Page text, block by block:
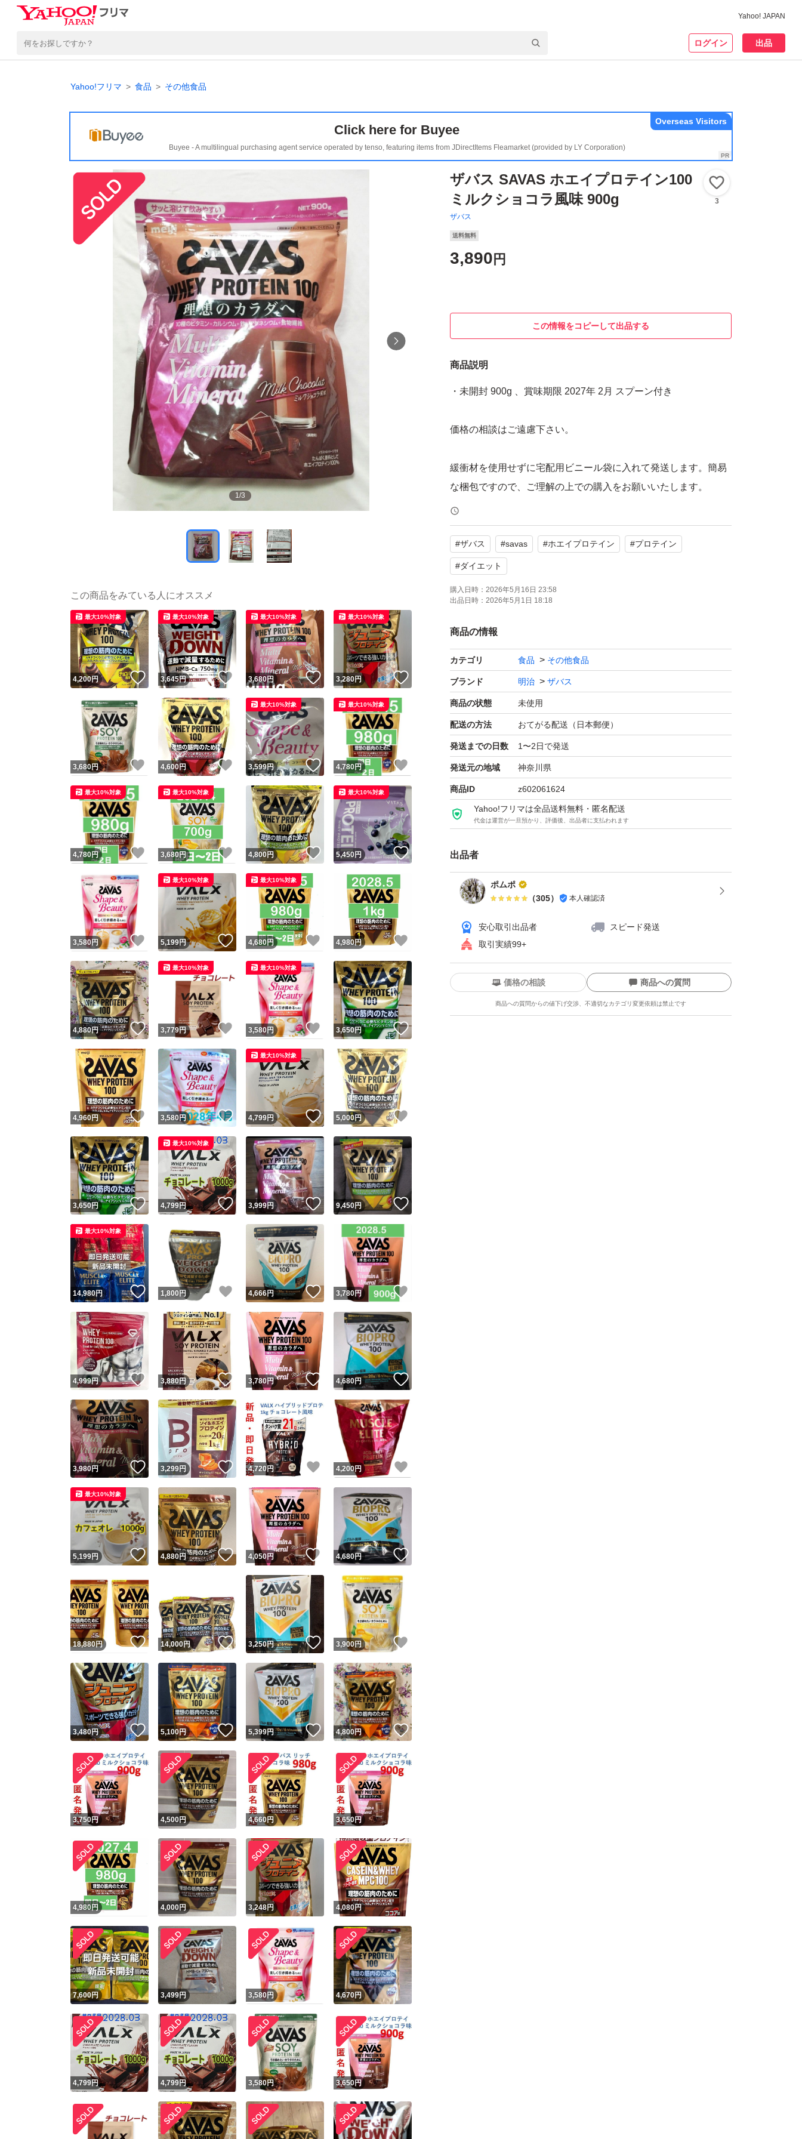
Yahoo! JAPAN
ログイン 出品
Yahoo!フリマ 食品 その他食品
Click here for Buyee
Buyee - A multilingual purchasing agent service operated by tenso, featuring items from JDirectItems Fleamarket (provided by LY Corporation)
Overseas Visitors
1/3
ザバス SAVAS ホエイプロテイン100
ミルクショコラ風味 900g
ザバス
3
送料無料
3,890 円
この情報をコピーして出品する
商品説明
・未開封 900g 、賞味期限 2027年 2月 スプーン付き
価格の相談はご遠慮下さい。
緩衝材を使用せずに宅配用ビニール袋に入れて発送します。簡易
な梱包ですので、ご理解の上での購入をお願いいたします。
#ザバス #savas #ホエイプロテイン #プロテイン
#ダイエット
購入日時： 2026年5月16日 23:58
出品日時： 2026年5月1日 18:18
商品の情報
カテゴリ 食品 その他食品
ブランド 明治 ザバス
商品の状態 未使用
配送の方法 おてがる配送（日本郵便）
発送までの日数 1〜2日で発送
発送元の地域 神奈川県
商品ID z602061624
Yahoo!フリマは全品送料無料・匿名配送
代金は運営が一旦預かり、評価後、出品者に支払われます
出品者
ポムポ
（305） 本人確認済
安心取引出品者
スピード発送
取引実績99+
ユーザーの実績について
Yahoo!フリマが定めた一定の基準を満たしたユーザーにバッジを付与しています
安心取引出品者
安心取引出品者 Yahoo!フリマの基準をクリアした安心・安全なユーザーです
取引実績
取引実績◯+ このユーザーはYahoo!フリマの取引を完了させた実績があります
他フリマ実績◯+ このユーザーは他フリマサービスでの取引実績があります
スピード&安心発送
※このバッジは実績に基づく表示であり、発送を保証しているものではありません
スピード＆安心発送
このユーザーは高頻度で24時間以内＆設定した発送日数内に発送してい
ます
スピード発送 このユーザーは高頻度で24時間以内に発送しています
安心発送 このユーザーは設定した発送日数内に発送しています
価格の相談 商品への質問
商品への質問からの値下げ交渉、不適切なカテゴリ変更依頼は禁止です
この商品の情報をコピーします
商品画像の無断転載は禁止されています
コピーは1商品につき1回です
出品ページへ
キャンセル
この商品をみている人にオススメ
4,200円 いいね！
最大10%対象
3,645円 いいね！
最大10%対象
3,680円 いいね！
最大10%対象
3,280円
最大10%対象
3,680円 いいね！
4,600円 いいね！
3,599円 いいね！
最大10%対象
4,780円
最大10%対象
4,780円 いいね！
最大10%対象
3,680円 いいね！
最大10%対象
4,800円 いいね！
5,450円 いいね！
最大10%対象
3,580円 いいね！
5,199円 いいね！
最大10%対象
4,680円 いいね！
最大10%対象
4,980円
4,880円 いいね！
3,779円 いいね！
最大10%対象
3,580円 いいね！
最大10%対象
3,650円 いいね！
4,960円 いいね！
3,580円 いいね！
4,799円 いいね！
最大10%対象
5,000円
3,650円 いいね！
4,799円 いいね！
最大10%対象
3,999円 いいね！
9,450円 いいね！
14,980円 いいね！
最大10%対象
1,800 円 いいね！
4,666円 いいね！
3,780円
4,999円 いいね！
3,880円 いいね！
3,780円 いいね！
4,680円
3,980円 いいね！
3,299円 いいね！
4,720円 いいね！
4,200円
5,199円 いいね！
最大10%対象
4,880円 いいね！
4,050円 いいね！
4,680円
18,880円 いいね！
14,000円 いいね！
3,250円 いいね！
3,900円
3,480円 いいね！
5,100円 いいね！
5,399円 いいね！
4,800円 いいね！
3,750円 4,500円 4,660円 3,650円
4,980円 4,000円 3,248円 4,080円
7,600円 3,499円 3,580円 4,670円
4,799円 4,799円 3,580円 3,650円